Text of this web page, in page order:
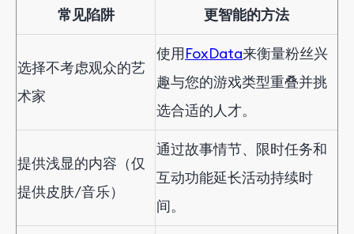
常见陷阱 更智能的方法
选择不考虑观众的艺
术家
使用FoxData来衡量粉丝兴
趣与您的游戏类型重叠并挑
选合适的人才。
提供浅显的内容（仅
提供皮肤/音乐）
通过故事情节、限时任务和
互动功能延长活动持续时
间。